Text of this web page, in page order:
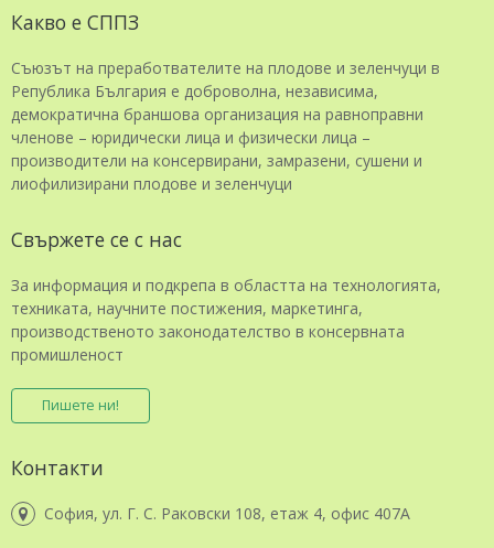
Какво е СППЗ
Съюзът на преработвателите на плодове и зеленчуци в
Република България е доброволна, независима,
демократична браншова организация на равноправни
членове – юридически лица и физически лица –
производители на консервирани, замразени, сушени и
лиофилизирани плодове и зеленчуци
Свържете се с нас
За информация и подкрепа в областта на технологията,
техниката, научните постижения, маркетинга,
производственото законодателство в консервната
промишленост
Пишете ни!
Контакти
София, ул. Г. С. Раковски 108, етаж 4, офис 407А